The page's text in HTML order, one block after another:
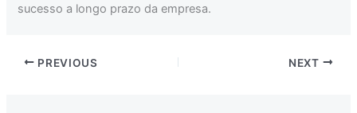
sucesso a longo prazo da empresa.
PREVIOUS NEXT